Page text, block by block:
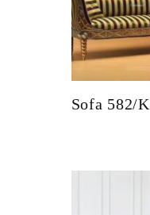
Sofa 582/K